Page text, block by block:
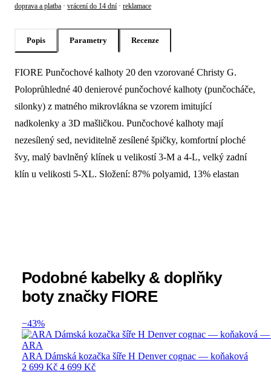
doprava a platba · vrácení do 14 dní · reklamace
Popis Parametry Recenze
Popis produktu Fiore Punčochové
FIORE Punčochové kalhoty 20 den vzorované Christy G.
Poloprůhledné 40 denierové punčochové kalhoty (punčocháče,
silonky) z matného mikrovlákna se vzorem imitující
nadkolenky a 3D mašličkou. Punčochové kalhoty mají
nezesílený sed, neviditelně zesílené špičky, komfortní ploché
švy, malý bavlněný klínek u velikostí 3-M a 4-L, velký zadní
klín u velikosti 5-XL. Složení: 87% polyamid, 13% elastan
Podobné kabelky & doplňky
boty značky FIORE
−43%
ARA
ARA Dámská kozačka šíře H Denver cognac — koňaková
2 699 Kč 4 699 Kč